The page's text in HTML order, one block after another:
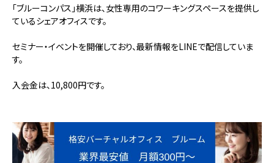
「ブルーコンパス」横浜は、女性専用のコワーキングスペースを提供し
ているシェアオフィスです。
セミナー・イベントを開催しており、最新情報をLINEで配信していま
す。
入会金は、10,800円です。